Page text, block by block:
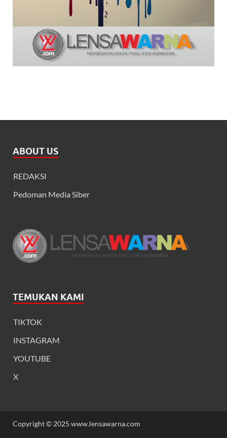
ABOUT US
REDAKSI
Pedoman Media Siber
TEMUKAN KAMI
TIKTOK
INSTAGRAM
YOUTUBE
X
Copyright © 2025 www.lensawarna.com